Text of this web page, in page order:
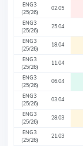
ENG3
(25/26)
02.05
ENG3
(25/26)
25.04
ENG3
(25/26)
18.04
ENG3
(25/26)
11.04
ENG3
(25/26)
06.04
ENG3
(25/26)
03.04
ENG3
(25/26)
28.03
ENG3
(25/26)
21.03